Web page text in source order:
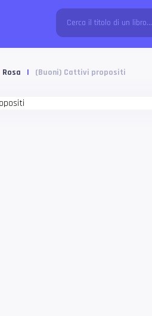
Rosa | (Buoni) Cattivi propositi